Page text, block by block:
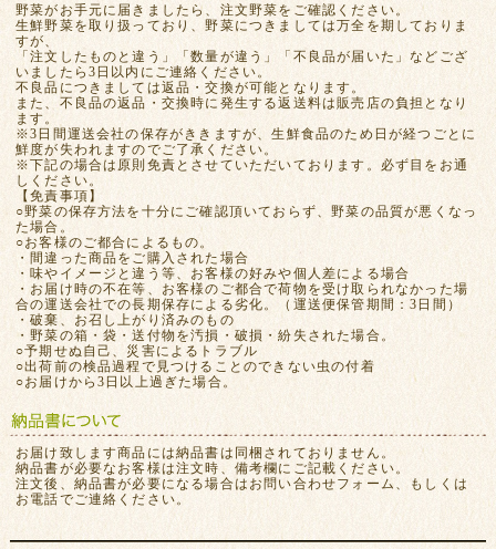
野菜がお手元に届きましたら、注文野菜をご確認ください。
生鮮野菜を取り扱っており、野菜につきましては万全を期しておりま
すが、
「注文したものと違う」「数量が違う」「不良品が届いた」などござ
いましたら3日以内にご連絡ください。
不良品につきましては返品・交換が可能となります。
また、不良品の返品・交換時に発生する返送料は販売店の負担となり
ます。
※3日間運送会社の保存がききますが、生鮮食品のため日が経つごとに
鮮度が失われますのでご了承ください。
※下記の場合は原則免責とさせていただいております。必ず目をお通
しください。
【免責事項】
○野菜の保存方法を十分にご確認頂いておらず、野菜の品質が悪くなっ
た場合。
○お客様のご都合によるもの。
・間違った商品をご購入された場合
・味やイメージと違う等、お客様の好みや個人差による場合
・お届け時の不在等、お客様のご都合で荷物を受け取られなかった場
合の運送会社での長期保存による劣化。（運送便保管期間：3日間）
・破棄、お召し上がり済みのもの
・野菜の箱・袋・送付物を汚損・破損・紛失された場合。
○予期せぬ自己、災害によるトラブル
○出荷前の検品過程で見つけることのできない虫の付着
○お届けから3日以上過ぎた場合。
お届け致します商品には納品書は同梱されておりません。
納品書が必要なお客様は注文時、備考欄にご記載ください。
注文後、納品書が必要になる場合はお問い合わせフォーム、もしくは
お電話でご連絡ください。